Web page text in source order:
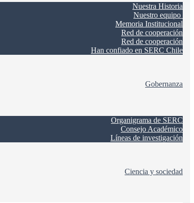
Nuestra Historia
Nuestro equipo
Memoria Institucional
Red de cooperación
Red de cooperación
Han confiado en SERC Chile
Gobernanza
Organigrama de SERC
Consejo Académico
Líneas de investigación
Ciencia y sociedad